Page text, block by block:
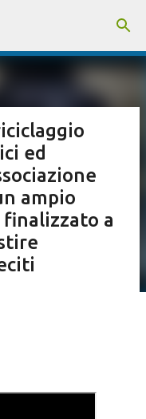
ed
ampio
finalizzato a